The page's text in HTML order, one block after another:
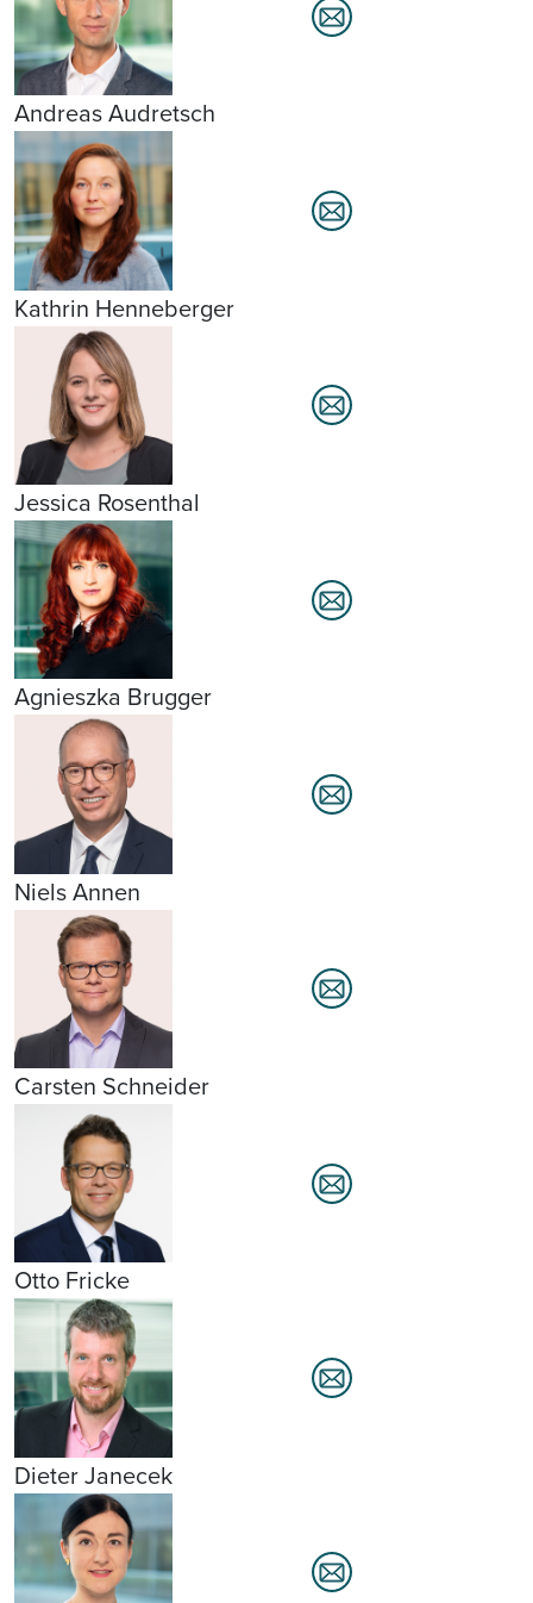
Andreas Audretsch
Kathrin Henneberger
Jessica Rosenthal
Agnieszka Brugger
Niels Annen
Carsten Schneider
Otto Fricke
Dieter Janecek